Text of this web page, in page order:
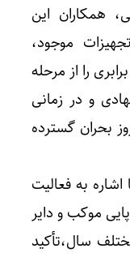
همکاران این
موجود،
را از مرحله
و در زمانی
بروز بحران گسترده
به فعالیت‌
موکب و دایر
سال،تأکید